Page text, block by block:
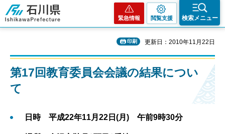
石川県
緊急情報 閲覧支援 検索メニュー
印刷 更新日：2010年11月22日
第17回教育委員会会議の結果につい
て
日時 平成22年11月22日(月) 午前9時30分